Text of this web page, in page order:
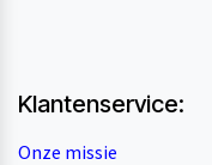
Klantenservice:
Onze missie